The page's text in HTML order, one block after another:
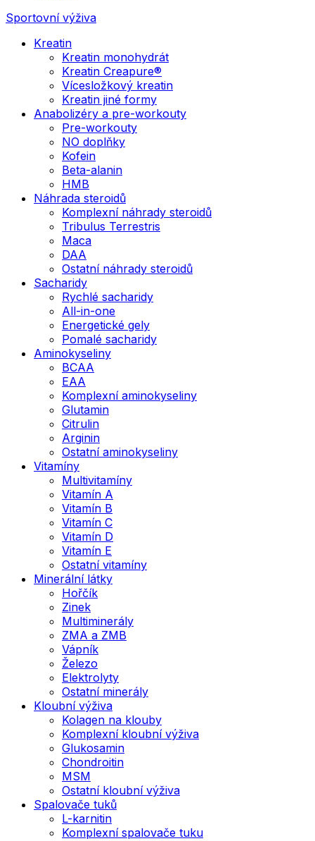
Sportovní výživa
Kreatin
Kreatin monohydrát
Kreatin Creapure®
Vícesložkový kreatin
Kreatin jiné formy
Anabolizéry a pre-workouty
Pre-workouty
NO doplňky
Kofein
Beta-alanin
HMB
Náhrada steroidů
Komplexní náhrady steroidů
Tribulus Terrestris
Maca
DAA
Ostatní náhrady steroidů
Sacharidy
Rychlé sacharidy
All-in-one
Energetické gely
Pomalé sacharidy
Aminokyseliny
BCAA
EAA
Komplexní aminokyseliny
Glutamin
Citrulin
Arginin
Ostatní aminokyseliny
Vitamíny
Multivitamíny
Vitamín A
Vitamín B
Vitamín C
Vitamín D
Vitamín E
Ostatní vitamíny
Minerální látky
Hořčík
Zinek
Multiminerály
ZMA a ZMB
Vápník
Železo
Elektrolyty
Ostatní minerály
Kloubní výživa
Kolagen na klouby
Komplexní kloubní výživa
Glukosamin
Chondroitin
MSM
Ostatní kloubní výživa
Spalovače tuků
L-karnitin
Komplexní spalovače tuku